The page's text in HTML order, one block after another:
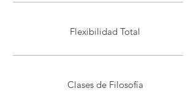
Flexibilidad Total
Clases de Filosofía